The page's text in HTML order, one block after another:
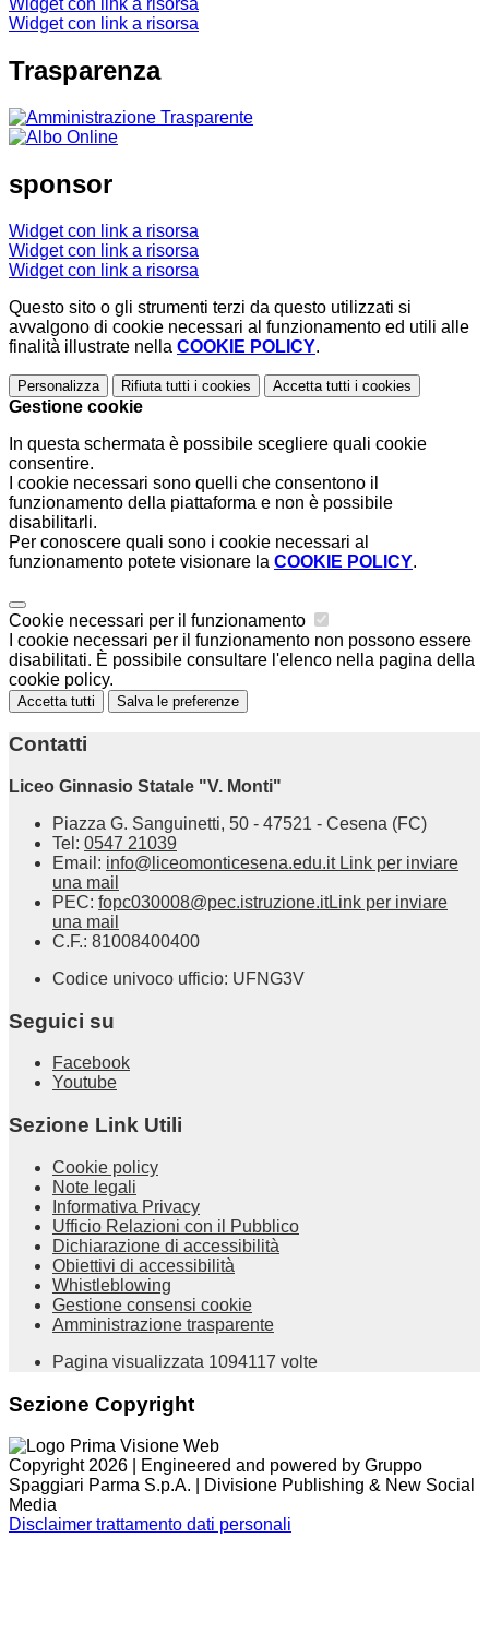
Widget con link a risorsa
Widget con link a risorsa
Trasparenza
sponsor
Widget con link a risorsa
Widget con link a risorsa
Widget con link a risorsa
Questo sito o gli strumenti terzi da questo utilizzati si
avvalgono di cookie necessari al funzionamento ed utili alle
finalità illustrate nella COOKIE POLICY.
Personalizza Rifiuta tutti i cookies Accetta tutti i cookies
Gestione cookie
In questa schermata è possibile scegliere quali cookie
consentire.
I cookie necessari sono quelli che consentono il
funzionamento della piattaforma e non è possibile
disabilitarli.
Per conoscere quali sono i cookie necessari al
funzionamento potete visionare la COOKIE POLICY.
Cookie necessari per il funzionamento
I cookie necessari per il funzionamento non possono essere
disabilitati. È possibile consultare l'elenco nella pagina della
cookie policy.
Accetta tutti Salva le preferenze
Contatti
Liceo Ginnasio Statale "V. Monti"
Piazza G. Sanguinetti, 50 - 47521 - Cesena (FC)
Tel: 0547 21039
Email: info@liceomonticesena.edu.it Link per inviare
una mail
PEC: fopc030008@pec.istruzione.itLink per inviare
una mail
C.F.: 81008400400
Codice univoco ufficio: UFNG3V
Seguici su
Facebook
Youtube
Sezione Link Utili
Cookie policy
Note legali
Informativa Privacy
Ufficio Relazioni con il Pubblico
Dichiarazione di accessibilità
Obiettivi di accessibilità
Whistleblowing
Gestione consensi cookie
Amministrazione trasparente
Pagina visualizzata 1094117 volte
Sezione Copyright
Copyright 2026 | Engineered and powered by Gruppo
Spaggiari Parma S.p.A. | Divisione Publishing & New Social
Media
Disclaimer trattamento dati personali